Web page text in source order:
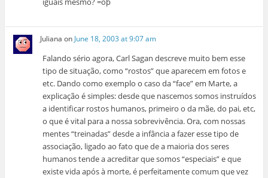
Juliana on June 18, 2003 at 9:07 am
Falando sério agora, Carl Sagan descreve muito bem esse
tipo de situação, como “rostos” que aparecem em fotos e
etc. Dando como exemplo o caso da “face” em Marte, a
explicação é simples: desde que nascemos somos instruídos
a identificar rostos humanos, primeiro o da mãe, do pai, etc,
o que é vital para a nossa sobrevivência. Ora, com nossas
mentes “treinadas” desde a infância a fazer esse tipo de
associação, ligado ao fato que de a maioria dos seres
humanos tende a acreditar que somos “especiais” e que
existe vida após à morte, é perfeitamente comum que vez